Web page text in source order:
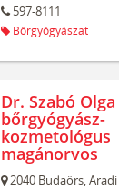
597-8111
Bőrgyógyászat
Dr. Szabó Olga
bőrgyógyász-
kozmetológus
magánorvos
2040 Budaörs,